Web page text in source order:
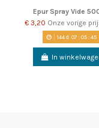
Epur Spray Vide
€ 3,20 Onze vorige
144d. 07 :05:45
In